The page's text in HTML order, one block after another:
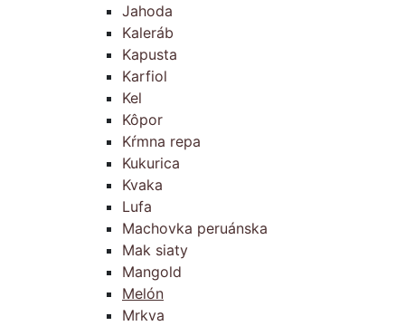
Jahoda
Kaleráb
Kapusta
Karfiol
Kel
Kôpor
Kŕmna repa
Kukurica
Kvaka
Lufa
Machovka peruánska
Mak siaty
Mangold
Melón
Mrkva